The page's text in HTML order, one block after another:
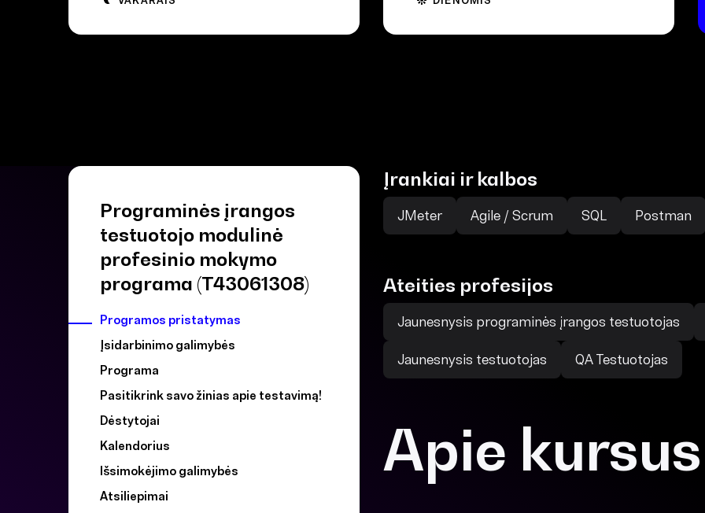
Programinės įrangos
testuotojo modulinė
profesinio mokymo
programa (T43061308)
Programos pristatymas
Įsidarbinimo galimybės
Programa
Pasitikrink savo žinias apie testavimą!
Dėstytojai
Kalendorius
Išsimokėjimo galimybės
Atsiliepimai
Įrankiai ir kalbos
JMeter Agile / Scrum SQL Postman
Ateities profesijos
Jaunesnysis programinės įrangos testuotojas
Jaunesnysis testuotojas QA Testuotojas
Apie kursus